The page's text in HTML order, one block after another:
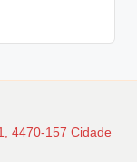
4470-157 Cidade